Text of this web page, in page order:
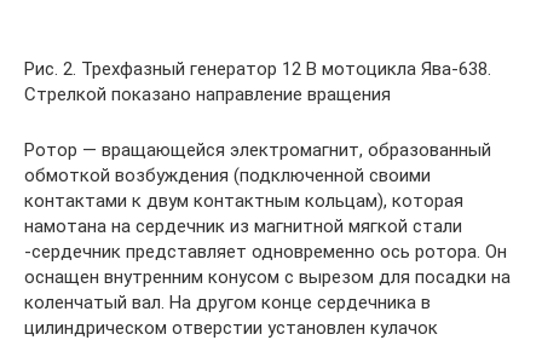
Рис. 2. Трехфазный генератор 12 В мотоцикла Ява-638.
Стрелкой показано направление вращения
Ротор — вращающейся электромагнит, образованный
обмоткой возбуждения (подключенной своими
контактами к двум контактным кольцам), которая
намотана на сердечник из магнитной мягкой стали
-сердечник представляет одновременно ось ротора. Он
оснащен внутренним конусом с вырезом для посадки на
коленчатый вал. На другом конце сердечника в
цилиндрическом отверстии установлен кулачок